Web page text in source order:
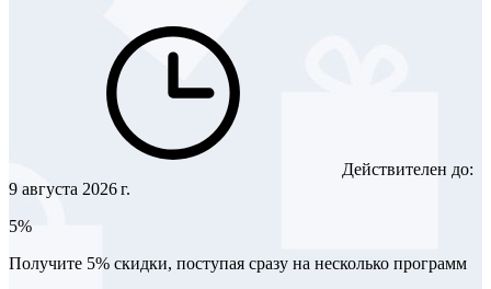
Действителен до:
9 августа 2026 г.
5%
Получите 5% скидки, поступая сразу на несколько программ